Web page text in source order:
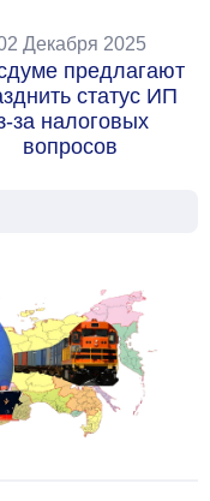
Декабря 2025
предлагают
статус ИП
за налоговых
вопросов